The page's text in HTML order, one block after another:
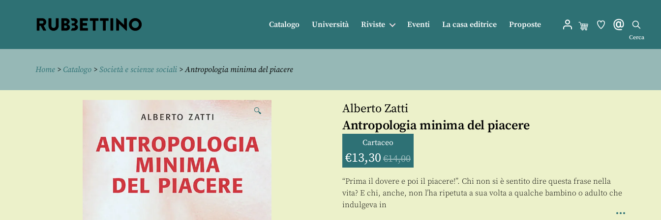
Catalogo Università Riviste Eventi La casa editrice Proposte
Cerca
Home > Catalogo > Società e scienze sociali > Antropologia minima del piacere
🔍 Alberto Zatti
Antropologia minima del piacere
Cartaceo
€13,30 €14,00
“Prima il dovere e poi il piacere!”. Chi non si è sentito dire questa frase nella
vita? E chi, anche, non l’ha ripetuta a sua volta a qualche bambino o adulto che
indulgeva in